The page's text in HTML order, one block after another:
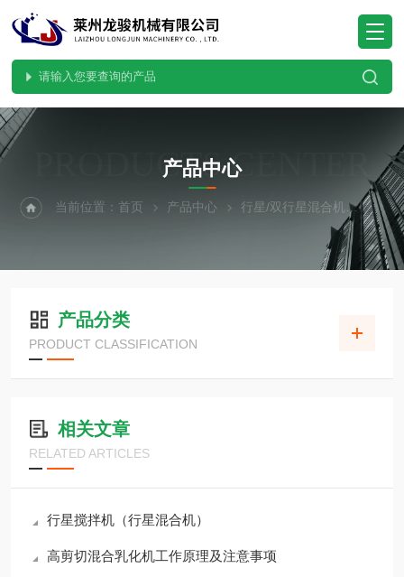
PRODUCTS CENTER
产品中心
当前位置：首页 产品中心 行星/双行星混合机 实验
产品分类
PRODUCT CLASSIFICATION
相关文章
RELATED ARTICLES
行星搅拌机（行星混合机）
高剪切混合乳化机工作原理及注意事项